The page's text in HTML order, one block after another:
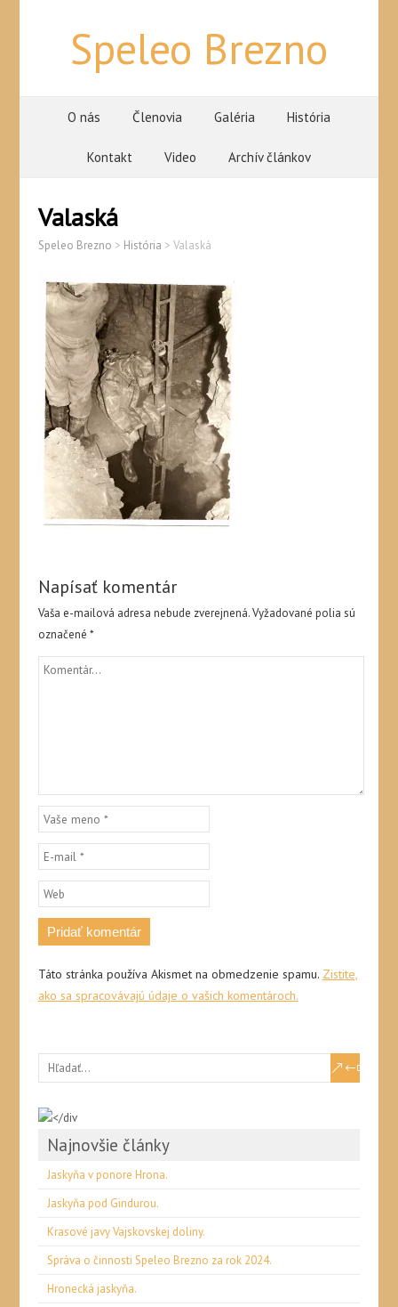
Speleo Brezno
O nás Členovia Galéria História
Kontakt Video Archív článkov
Valaská
Speleo Brezno > História > Valaská
Napísať komentár
Vaša e-mailová adresa nebude zverejnená. Vyžadované polia sú
označené *
Táto stránka používa Akismet na obmedzenie spamu. Zistite,
ako sa spracovávajú údaje o vašich komentároch.
Najnovšie články
Jaskyňa v ponore Hrona.
Jaskyňa pod Gindurou.
Krasové javy Vajskovskej doliny.
Správa o činnosti Speleo Brezno za rok 2024.
Hronecká jaskyňa.